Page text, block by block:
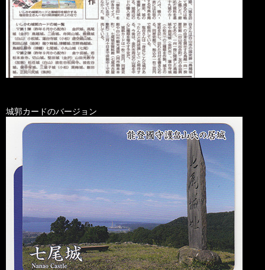
城郭カードのバージョン